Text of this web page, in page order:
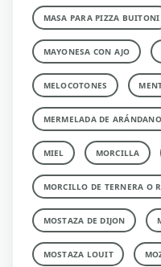
MASA PARA PIZZA BUITONI
MAYONESA CON AJO
MELOCOTONES
MERMELADA DE
MIEL MORCILLA
MORCILLO DE TERNERA O
MOSTAZA DE DIJON
MOSTAZA LOUIT